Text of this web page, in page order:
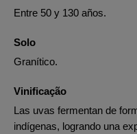
Entre 50 y 130 años.
Solo
Granítico.
Vinificação
Las uvas fermentan de
indígenas, logrando una